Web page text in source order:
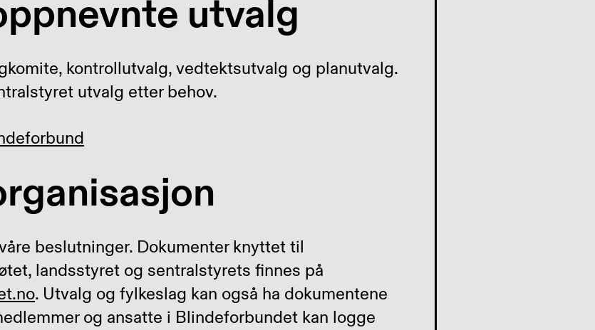
utvalg
kontrollutvalg, vedtektsutvalg og planutvalg.
utvalg etter behov.
beslutninger. Dokumenter knyttet til
landsstyret og sentralstyrets finnes på
. Utvalg og fylkeslag kan også ha dokumentene
og ansatte i Blindeforbundet kan logge